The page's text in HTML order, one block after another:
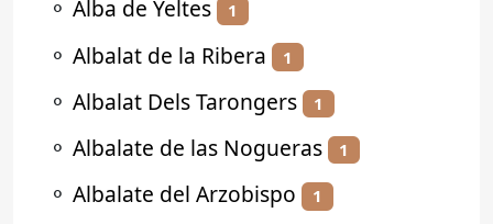
⚬ Alba de Yeltes 1
⚬ Albalat de la Ribera 1
⚬ Albalat Dels Tarongers 1
⚬ Albalate de las Nogueras 1
⚬ Albalate del Arzobispo 1